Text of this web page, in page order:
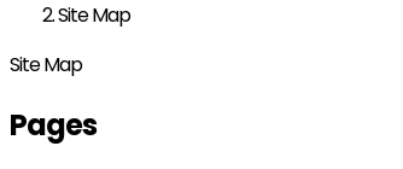
Site Map
Site Map
Pages